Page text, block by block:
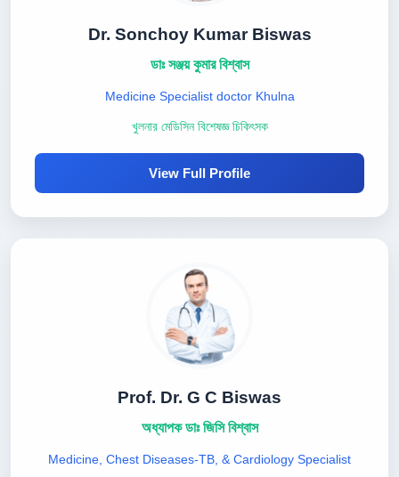
Dr. Sonchoy Kumar Biswas
ডাঃ সঞ্জয় কুমার বিশ্বাস
Medicine Specialist doctor Khulna
খুলনার মেডিসিন বিশেষজ্ঞ চিকিৎসক
View Full Profile
Prof. Dr. G C Biswas
অধ্যাপক ডাঃ জিসি বিশ্বাস
Medicine, Chest Diseases-TB, & Cardiology Specialist